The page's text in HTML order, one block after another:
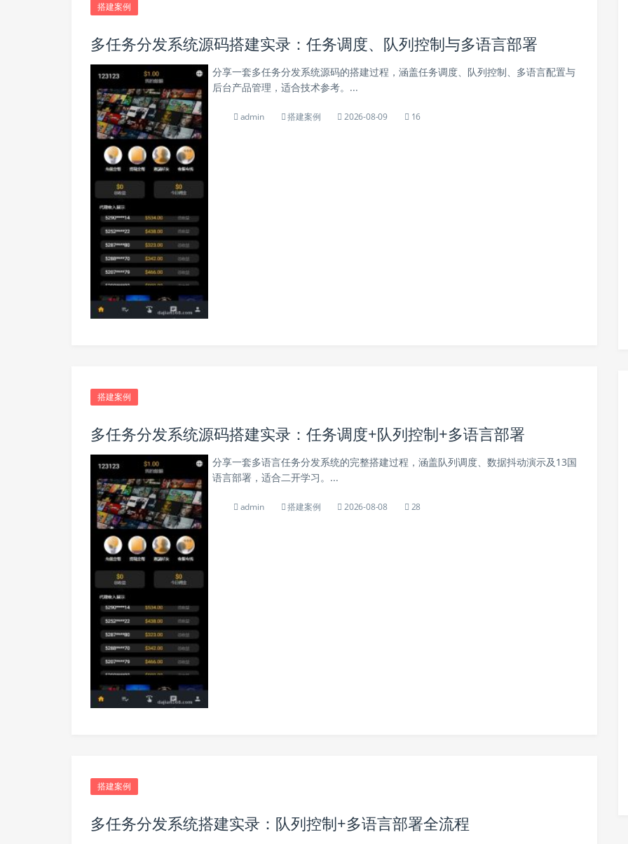
搭建案例
多任务分发系统源码搭建实录：任务调度、队列控制与多语言部署
分享一套多任务分发系统源码的搭建过程，涵盖任务调度、队列控制、多语言配置与
后台产品管理，适合技术参考。...
admin 搭建案例 2026-08-09 16
搭建案例
多任务分发系统源码搭建实录：任务调度+队列控制+多语言部署
分享一套多语言任务分发系统的完整搭建过程，涵盖队列调度、数据抖动演示及13国
语言部署，适合二开学习。...
admin 搭建案例 2026-08-08 28
搭建案例
多任务分发系统搭建实录：队列控制+多语言部署全流程